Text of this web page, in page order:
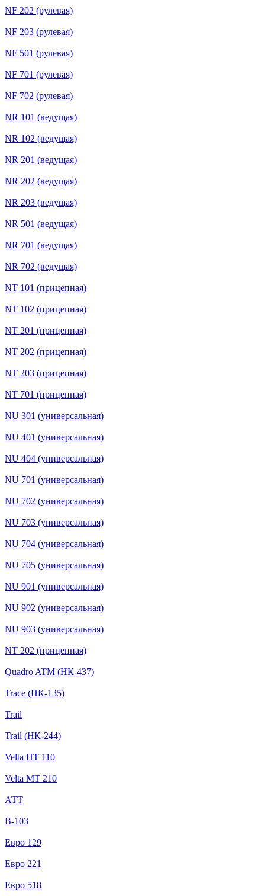
NF 202 (рулевая)
NF 203 (рулевая)
NF 501 (рулевая)
NF 701 (рулевая)
NF 702 (рулевая)
NR 101 (ведущая)
NR 102 (ведущая)
NR 201 (ведущая)
NR 202 (ведущая)
NR 203 (ведущая)
NR 501 (ведущая)
NR 701 (ведущая)
NR 702 (ведущая)
NT 101 (прицепная)
NT 102 (прицепная)
NT 201 (прицепная)
NT 202 (прицепная)
NT 203 (прицепная)
NT 701 (прицепная)
NU 301 (универсальная)
NU 401 (универсальная)
NU 404 (универсальная)
NU 701 (универсальная)
NU 702 (универсальная)
NU 703 (универсальная)
NU 704 (универсальная)
NU 705 (универсальная)
NU 901 (универсальная)
NU 902 (универсальная)
NU 903 (универсальная)
NТ 202 (прицепная)
Quadro ATM (НК-437)
Trace (НК-135)
Trail
Trail (НК-244)
Velta HT 110
Velta MT 210
АТТ
В-103
Евро 129
Евро 221
Евро 518